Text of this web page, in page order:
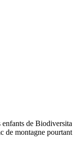
de Biodiversita
de montagne pourtant